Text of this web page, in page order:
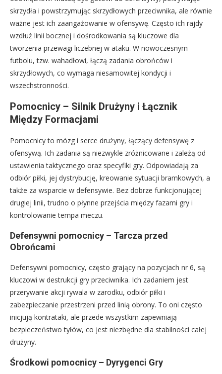
skrzydła i powstrzymując skrzydłowych przeciwnika, ale równie
ważne jest ich zaangażowanie w ofensywę. Często ich rajdy
wzdłuż linii bocznej i dośrodkowania są kluczowe dla
tworzenia przewagi liczebnej w ataku. W nowoczesnym
futbolu, tzw. wahadłowi, łączą zadania obrońców i
skrzydłowych, co wymaga niesamowitej kondycji i
wszechstronności.
Pomocnicy – Silnik Drużyny i Łącznik
Między Formacjami
Pomocnicy to mózg i serce drużyny, łączący defensywę z
ofensywą. Ich zadania są niezwykle zróżnicowane i zależą od
ustawienia taktycznego oraz specyfiki gry. Odpowiadają za
odbiór piłki, jej dystrybucję, kreowanie sytuacji bramkowych, a
także za wsparcie w defensywie. Bez dobrze funkcjonującej
drugiej linii, trudno o płynne przejścia między fazami gry i
kontrolowanie tempa meczu.
Defensywni pomocnicy – Tarcza przed
Obrońcami
Defensywni pomocnicy, często grający na pozycjach nr 6, są
kluczowi w destrukcji gry przeciwnika. Ich zadaniem jest
przerywanie akcji rywala w zarodku, odbiór piłki i
zabezpieczanie przestrzeni przed linią obrony. To oni często
inicjują kontrataki, ale przede wszystkim zapewniają
bezpieczeństwo tyłów, co jest niezbędne dla stabilności całej
drużyny.
Środkowi pomocnicy – Dyrygenci Gry